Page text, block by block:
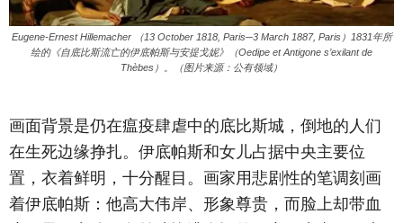
Eugene-Ernest Hillemacher （13 October 1818, Paris─3 March 1887, Paris）1831年所
绘的《自底比斯流亡的伊底帕斯与安提戈妮》（Oedipe et Antigone s’exilant de
Thèbes）。（图片来源：公有领域）
画面背景是仍在瘟疫肆虐中的底比斯城，倒地的人们
在生死边缘挣扎。伊底帕斯和女儿占据中央主要位
置，衣着鲜明，十分醒目。画家用悲剧性的笔调刻画
着伊底帕斯：他高大伟岸、形象尊贵，而脸上却带血